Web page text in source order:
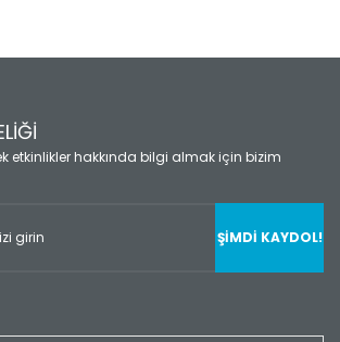
etkinlikler hakkında bilgi almak için bizim
ŞİMDİ KAYDOL!